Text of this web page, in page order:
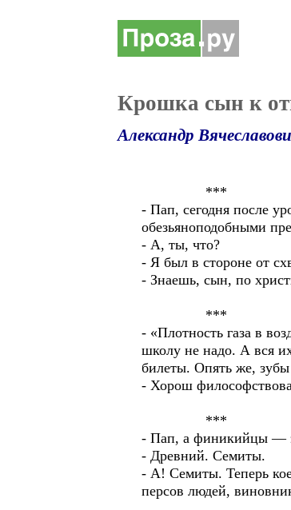
Крошка сын к
Александр
***
- Пап, сегодня после
обезьяноподобными
- А, ты, что?
- Я был в стороне от
- Знаешь, сын, по
***
- «Плотность газа в
школу не надо. А вся
билеты. Опять же,
- Хорош
***
- Пап, а финикийцы —
- Древний. Семиты.
- А! Семиты. Теперь
персов людей,